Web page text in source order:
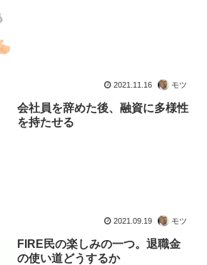
2021.11.16 モツ
会社員を辞めた後、融資に多様性
を持たせる
2021.09.19 モツ
FIRE民の楽しみの一つ。退職金
の使い道どうするか